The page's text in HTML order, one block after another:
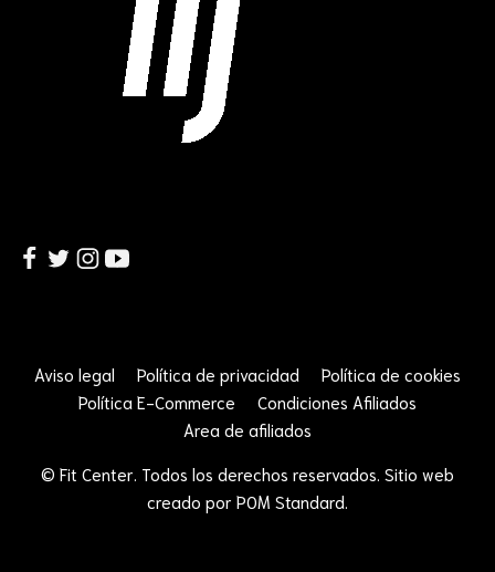
Aviso legal Política de privacidad
Política de cookies
Política E-Commerce
Condiciones Afiliados
Area de afiliados
© Fit Center. Todos los derechos reservados. Sitio web
creado por POM Standard.